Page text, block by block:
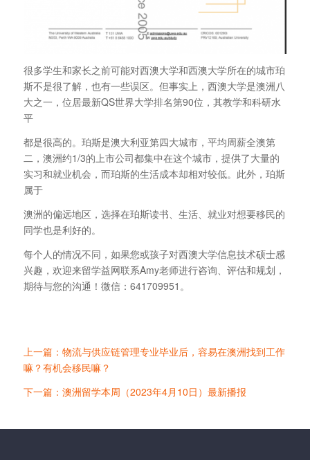
很多学生和家长之前可能对西澳大学和西澳大学所在的城市珀
斯不是很了解，也有一些误区。但事实上，西澳大学是澳洲八
大之一，位居最新QS世界大学排名第90位，其教学和科研水
平
都是很高的。珀斯是澳大利亚第四大城市，平均周薪全澳第
二，澳洲约1/3的上市公司都集中在这个城市，提供了大量的
实习和就业机会，而珀斯的生活成本却相对较低。此外，珀斯
属于
澳洲的偏远地区，选择在珀斯读书、生活、就业对想要移民的
同学也是利好的。
每个人的情况不同，如果您或孩子对西澳大学信息技术硕士感
兴趣，欢迎来留学益网联系Amy老师进行咨询、评估和规划，
期待与您的沟通！微信：641709951。
上一篇：物流与供应链管理专业毕业后，容易在澳洲找到工作
嘛？有机会移民嘛？
下一篇：澳洲留学本周（2023年4月10日）最新播报